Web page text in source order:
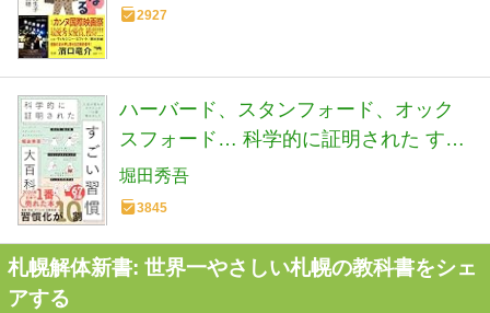
2927
ハーバード、スタンフォード、オック
スフォード… 科学的に証明された すご
い習慣大百科 人生が変わるテクニック
112個集めました
堀田秀吾
3845
札幌解体新書: 世界一やさしい札幌の教科書をシェ
アする